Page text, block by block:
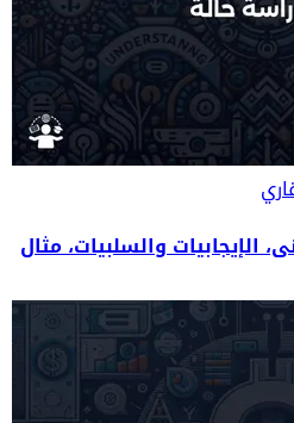
الإيجابيات والسلبيات، مثال